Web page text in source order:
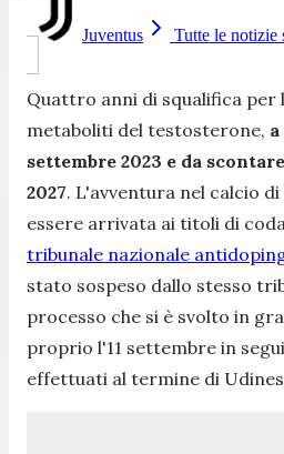
Juventus Tutte le notizie
Quattro anni di squalifica per
metaboliti del testosterone,
settembre 2023 e da
2027. L'avventura nel calcio
essere arrivata ai titoli di
tribunale nazionale
stato sospeso dallo stesso
processo che si è svolto in
proprio l'11 settembre in
effettuati al termine di